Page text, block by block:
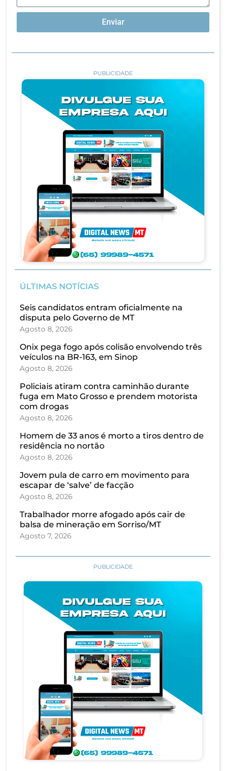
Enviar
PUBLICIDADE
ÚLTIMAS NOTÍCIAS
Seis candidatos entram oficialmente na
disputa pelo Governo de MT
Agosto 8, 2026
Onix pega fogo após colisão envolvendo três
veículos na BR-163, em Sinop
Agosto 8, 2026
Policiais atiram contra caminhão durante
fuga em Mato Grosso e prendem motorista
com drogas
Agosto 8, 2026
Homem de 33 anos é morto a tiros dentro de
residência no nortão
Agosto 8, 2026
Jovem pula de carro em movimento para
escapar de ‘salve’ de facção
Agosto 8, 2026
Trabalhador morre afogado após cair de
balsa de mineração em Sorriso/MT
Agosto 7, 2026
PUBLICIDADE